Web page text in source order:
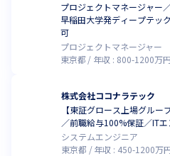
プロジェクトマネージャー
早稲田大学発ディープテッ
可
プロジェクトマネージャー
東京都
年収 : 800-1200万
株式会社ココナラテック
【東証グロース上場グル
／前職給与100%保証／ITエ
システムエンジニア
東京都
年収 : 450-1200万